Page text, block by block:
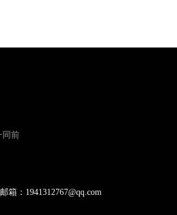
同前
箱：1941312767@qq.com